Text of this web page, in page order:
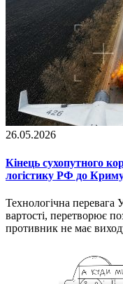
26.05.2026
Кінець сухопутного
логістику РФ до
Технологічна
вартості, перетворює
противник не має